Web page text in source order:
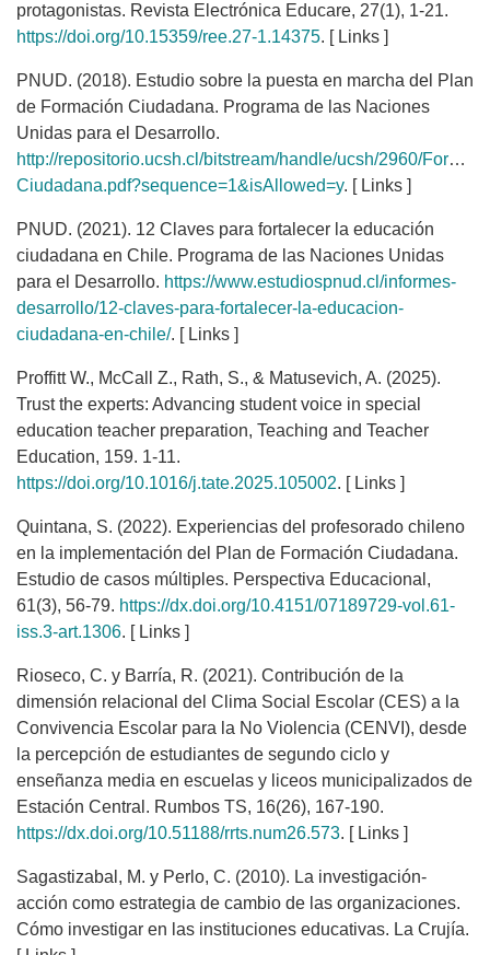
protagonistas. Revista Electrónica Educare, 27(1), 1-21.
https://doi.org/10.15359/ree.27-1.14375. [ Links ]
PNUD. (2018). Estudio sobre la puesta en marcha del Plan
de Formación Ciudadana. Programa de las Naciones
Unidas para el Desarrollo.
http://repositorio.ucsh.cl/bitstream/handle/ucsh/2960/
Ciudadana.pdf?sequence=1&isAllowed=y. [ Links ]
PNUD. (2021). 12 Claves para fortalecer la educación
ciudadana en Chile. Programa de las Naciones Unidas
para el Desarrollo. https://www.estudiospnud.cl/informes-
desarrollo/12-claves-para-fortalecer-la-educacion-
ciudadana-en-chile/. [ Links ]
Proffitt W., McCall Z., Rath, S., & Matusevich, A. (2025).
Trust the experts: Advancing student voice in special
education teacher preparation, Teaching and Teacher
Education, 159. 1-11.
https://doi.org/10.1016/j.tate.2025.105002. [ Links ]
Quintana, S. (2022). Experiencias del profesorado chileno
en la implementación del Plan de Formación Ciudadana.
Estudio de casos múltiples. Perspectiva Educacional,
61(3), 56-79. https://dx.doi.org/10.4151/07189729-vol.61-
iss.3-art.1306. [ Links ]
Rioseco, C. y Barría, R. (2021). Contribución de la
dimensión relacional del Clima Social Escolar (CES) a la
Convivencia Escolar para la No Violencia (CENVI), desde
la percepción de estudiantes de segundo ciclo y
enseñanza media en escuelas y liceos municipalizados de
Estación Central. Rumbos TS, 16(26), 167-190.
https://dx.doi.org/10.51188/rrts.num26.573. [ Links ]
Sagastizabal, M. y Perlo, C. (2010). La investigación-
acción como estrategia de cambio de las organizaciones.
Cómo investigar en las instituciones educativas. La Crujía.